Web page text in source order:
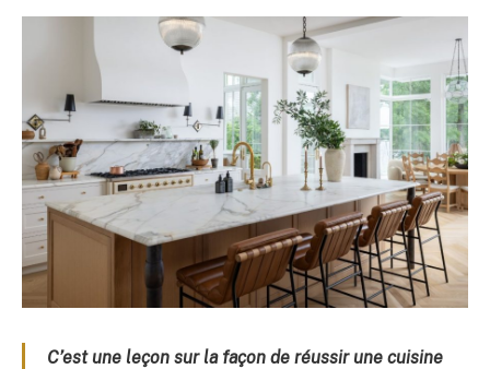
C’est une leçon sur la façon de réussir une cuisine